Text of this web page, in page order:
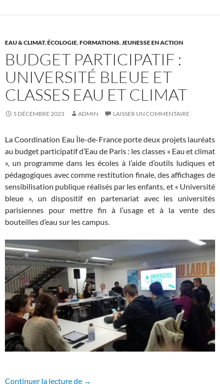
EAU & CLIMAT,ÉCOLOGIE,FORMATIONS,JEUNESSE EN ACTION
BUDGET PARTICIPATIF :
UNIVERSITÉ BLEUE ET
CLASSES EAU ET CLIMAT
5 DÉCEMBRE 2023 ADMIN LAISSER UN COMMENTAIRE
La Coordination Eau Île-de-France porte deux projets lauréats
au budget participatif d’Eau de Paris : les classes « Eau et climat
», un programme dans les écoles à l’aide d’outils ludiques et
pédagogiques avec comme restitution finale, des affichages de
sensibilisation publique réalisés par les enfants, et « Université
bleue », un dispositif en partenariat avec les universités
parisiennes pour mettre fin à l’usage et à la vente des
bouteilles d’eau sur les campus.
Continuer la lecture de Budget participatif : Université bleue et
→